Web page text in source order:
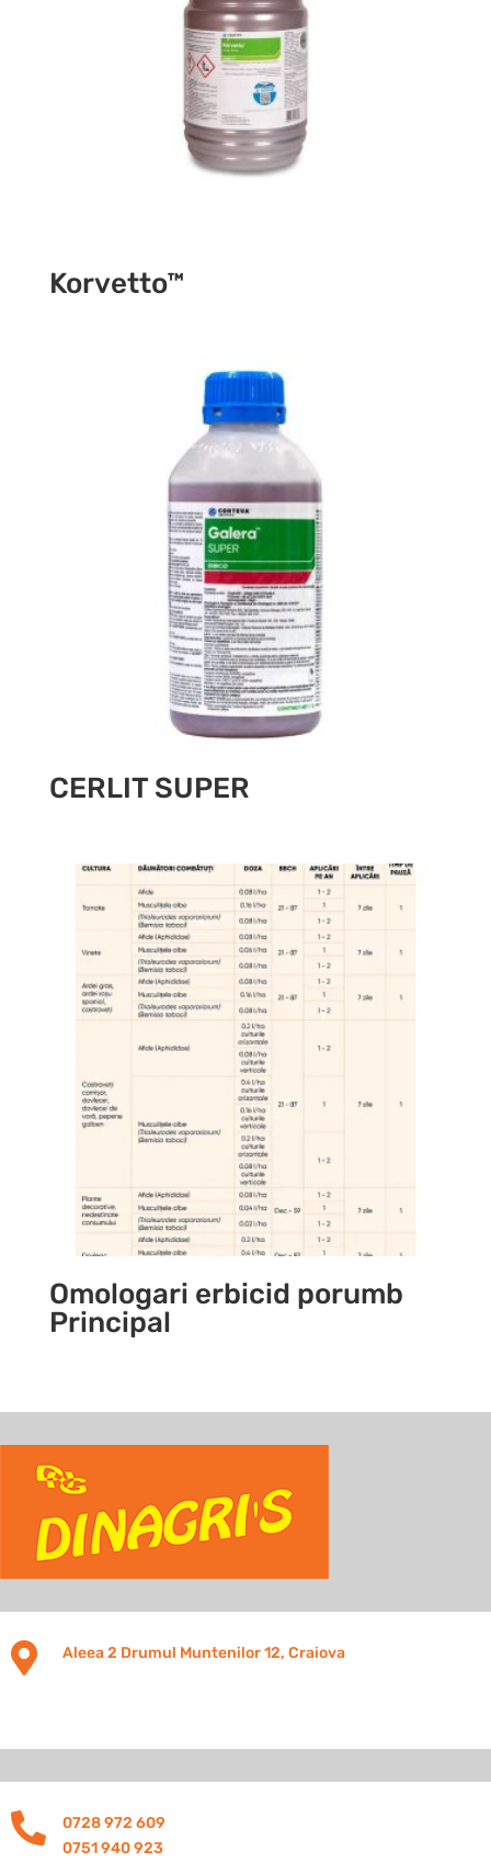
Korvetto™
CERLIT SUPER
Omologari erbicid porumb
Principal
 Aleea 2 Drumul Muntenilor 12, Craiova

0728 972 609
0751 940 923